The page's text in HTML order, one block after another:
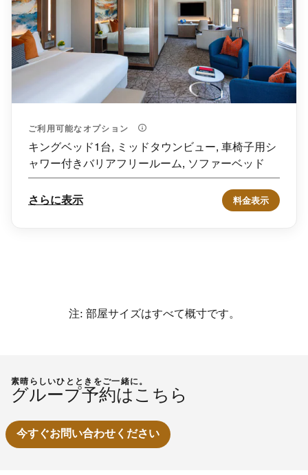
ご利用可能なオプション
キングベッド1台, ミッドタウンビュー, 車椅子用シ
ャワー付きバリアフリールーム, ソファーベッド
さらに表示 料金表示
注: 部屋サイズはすべて概寸です。
素晴らしいひとときをご一緒に。
グループ予約はこちら
今すぐお問い合わせください